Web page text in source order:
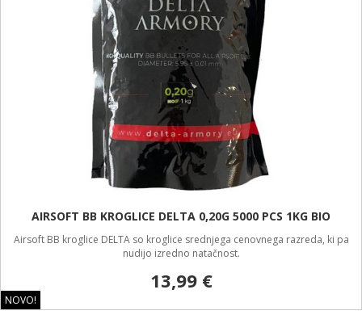
NOVO!
AIRSOFT BB KROGLICE DELTA 0,20G 5000 PCS 1KG BIO
Airsoft BB kroglice DELTA so kroglice srednjega cenovnega razreda, ki pa
nudijo izredno natačnost.
13,99 €